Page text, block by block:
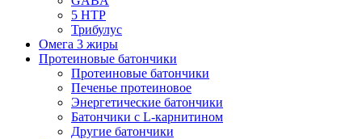
5 HTP
Трибулус
Омега 3 жиры
Протеиновые батончики
Протеиновые батончики
Печенье протеиновое
Энергетические батончики
Батончики с L-карнитином
Другие батончики